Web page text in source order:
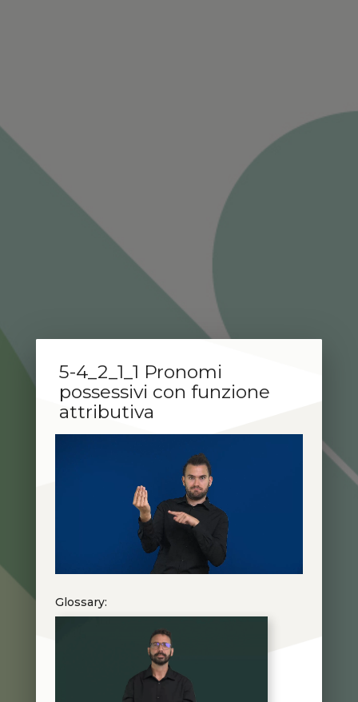
5-4_2_1_1 Pronomi
possessivi con funzione
attributiva
Glossary: